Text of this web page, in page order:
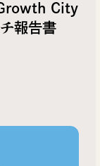
City
報告書